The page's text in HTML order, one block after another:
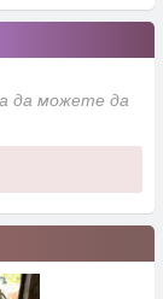
да можете да